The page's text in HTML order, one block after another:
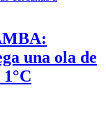
una ola de